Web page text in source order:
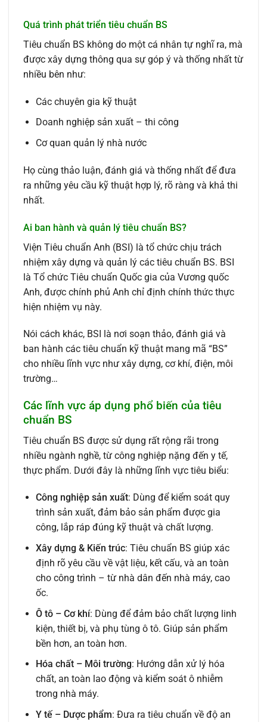
Quá trình phát triển tiêu chuẩn BS
Tiêu chuẩn BS không do một cá nhân tự nghĩ ra, mà
được xây dựng thông qua sự góp ý và thống nhất từ
nhiều bên như:
Các chuyên gia kỹ thuật
Doanh nghiệp sản xuất – thi công
Cơ quan quản lý nhà nước
Họ cùng thảo luận, đánh giá và thống nhất để đưa
ra những yêu cầu kỹ thuật hợp lý, rõ ràng và khả thi
nhất.
Ai ban hành và quản lý tiêu chuẩn BS?
Viện Tiêu chuẩn Anh (BSI) là tổ chức chịu trách
nhiệm xây dựng và quản lý các tiêu chuẩn BS. BSI
là Tổ chức Tiêu chuẩn Quốc gia của Vương quốc
Anh, được chính phủ Anh chỉ định chính thức thực
hiện nhiệm vụ này.
Nói cách khác, BSI là nơi soạn thảo, đánh giá và
ban hành các tiêu chuẩn kỹ thuật mang mã “BS”
cho nhiều lĩnh vực như xây dựng, cơ khí, điện, môi
trường…
Các lĩnh vực áp dụng phổ biến của tiêu
chuẩn BS
Tiêu chuẩn BS được sử dụng rất rộng rãi trong
nhiều ngành nghề, từ công nghiệp nặng đến y tế,
thực phẩm. Dưới đây là những lĩnh vực tiêu biểu:
Công nghiệp sản xuất: Dùng để kiểm soát quy
trình sản xuất, đảm bảo sản phẩm được gia
công, lắp ráp đúng kỹ thuật và chất lượng.
Xây dựng & Kiến trúc: Tiêu chuẩn BS giúp xác
định rõ yêu cầu về vật liệu, kết cấu, và an toàn
cho công trình – từ nhà dân đến nhà máy, cao
ốc.
Ô tô – Cơ khí: Dùng để đảm bảo chất lượng linh
kiện, thiết bị, và phụ tùng ô tô. Giúp sản phẩm
bền hơn, an toàn hơn.
Hóa chất – Môi trường: Hướng dẫn xử lý hóa
chất, an toàn lao động và kiểm soát ô nhiễm
trong nhà máy.
Y tế – Dược phẩm: Đưa ra tiêu chuẩn về độ an